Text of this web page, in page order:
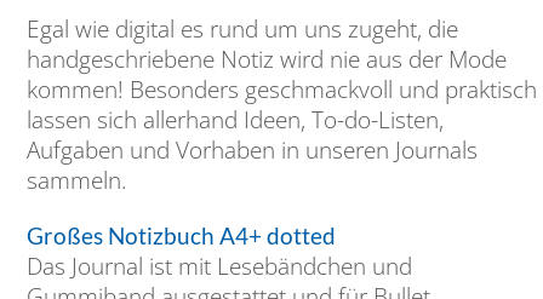
Egal wie digital es rund um uns zugeht, die
handgeschriebene Notiz wird nie aus der Mode
kommen! Besonders geschmackvoll und praktisch
lassen sich allerhand Ideen, To-do-Listen,
Aufgaben und Vorhaben in unseren Journals
sammeln.
Großes Notizbuch A4+ dotted
Das Journal ist mit Lesebändchen und